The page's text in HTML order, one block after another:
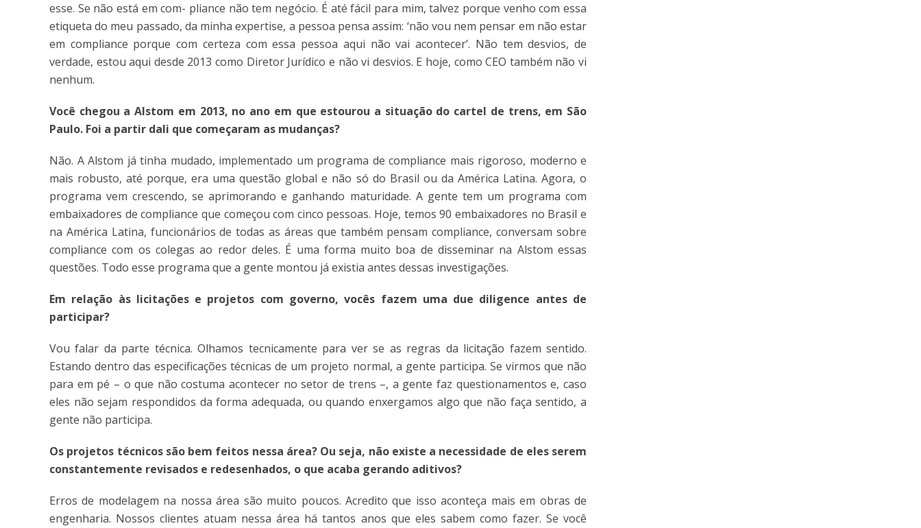
esse. Se não está em com- pliance não tem negócio. É até fácil para mim, talvez porque venho com essa
etiqueta do meu passado, da minha expertise, a pessoa pensa assim: ‘não vou nem pensar em não estar
em compliance porque com certeza com essa pessoa aqui não vai acontecer’. Não tem desvios, de
verdade, estou aqui desde 2013 como Diretor Jurídico e não vi desvios. E hoje, como CEO também não vi
nenhum.
Você chegou a Alstom em 2013, no ano em que estourou a situação do cartel de trens, em São
Paulo. Foi a partir dali que começaram as mudanças?
Não. A Alstom já tinha mudado, implementado um programa de compliance mais rigoroso, moderno e
mais robusto, até porque, era uma questão global e não só do Brasil ou da América Latina. Agora, o
programa vem crescendo, se aprimorando e ganhando maturidade. A gente tem um programa com
embaixadores de compliance que começou com cinco pessoas. Hoje, temos 90 embaixadores no Brasil e
na América Latina, funcionários de todas as áreas que também pensam compliance, conversam sobre
compliance com os colegas ao redor deles. É uma forma muito boa de disseminar na Alstom essas
questões. Todo esse programa que a gente montou já existia antes dessas investigações.
Em relação às licitações e projetos com governo, vocês fazem uma due diligence antes de
participar?
Vou falar da parte técnica. Olhamos tecnicamente para ver se as regras da licitação fazem sentido.
Estando dentro das especificações técnicas de um projeto normal, a gente participa. Se virmos que não
para em pé – o que não costuma acontecer no setor de trens –, a gente faz questionamentos e, caso
eles não sejam respondidos da forma adequada, ou quando enxergamos algo que não faça sentido, a
gente não participa.
Os projetos técnicos são bem feitos nessa área? Ou seja, não existe a necessidade de eles serem
constantemente revisados e redesenhados, o que acaba gerando aditivos?
Erros de modelagem na nossa área são muito poucos. Acredito que isso aconteça mais em obras de
engenharia. Nossos clientes atuam nessa área há tantos anos que eles sabem como fazer. Se você